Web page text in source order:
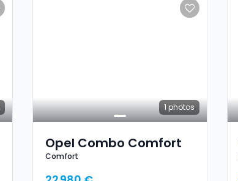
1 photos
Opel Combo Comfort
Comfort